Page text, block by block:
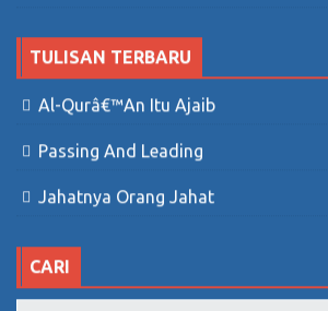
TULISAN TERBARU
Al-Qurâ€™an Itu Ajaib
Passing And Leading
Jahatnya Orang Jahat
CARI